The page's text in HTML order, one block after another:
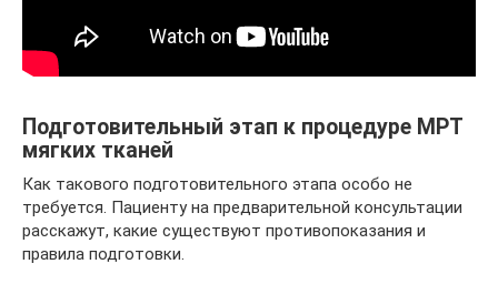
Подготовительный этап к процедуре МРТ
мягких тканей
Как такового подготовительного этапа особо не
требуется. Пациенту на предварительной консультации
расскажут, какие существуют противопоказания и
правила подготовки.